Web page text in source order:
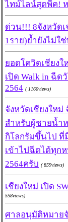
ไทม์ไลน์สุดพีค!
ด่วน!!! 8จังหวัด
1ราย)ย้ำยังไม่ใ
ยอดโควิดเชียง
เปิด Walk in ฉี
2564 ( 1160views)
จังหวัดเชียงให
สำหรับผู้ชายน้ำ
กิโลกรัมขึ้นไป ที่
เข้าไปฉีดได้ทุก
2564ครับ ( 859views)
เชียงใหม่ เปิด
558views)
ศาลอนุมัติหมาย